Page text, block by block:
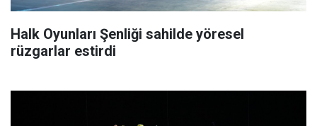
Halk Oyunları Şenliği sahilde yöresel
rüzgarlar estirdi